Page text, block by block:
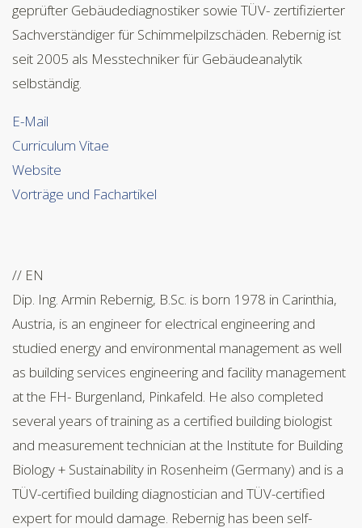
geprüfter Gebäudediagnostiker sowie TÜV- zertifizierter
Sachverständiger für Schimmelpilzschäden. Rebernig ist
seit 2005 als Messtechniker für Gebäudeanalytik
selbständig.
E-Mail
Curriculum Vitae
Website
Vorträge und Fachartikel
// EN
Dip. Ing. Armin Rebernig, B.Sc. is born 1978 in Carinthia,
Austria, is an engineer for electrical engineering and
studied energy and environmental management as well
as building services engineering and facility management
at the FH- Burgenland, Pinkafeld. He also completed
several years of training as a certified building biologist
and measurement technician at the Institute for Building
Biology + Sustainability in Rosenheim (Germany) and is a
TÜV-certified building diagnostician and TÜV-certified
expert for mould damage. Rebernig has been self-